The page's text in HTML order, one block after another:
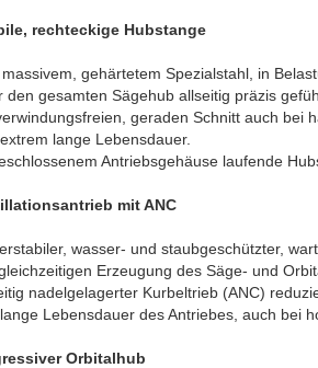
rechteckige Hubstange
gehärtetem Spezialstahl, in
den gesamten Sägehub allseitig präzis
geraden Schnitt auch bei
lange Lebensdauer.
Antriebsgehäuse laufende
mit ANC
wasser- und staubgeschützter,
Erzeugung des Säge- und
nadelgelagerter Kurbeltrieb (ANC)
Lebensdauer des Antriebes, auch bei
Orbitalhub